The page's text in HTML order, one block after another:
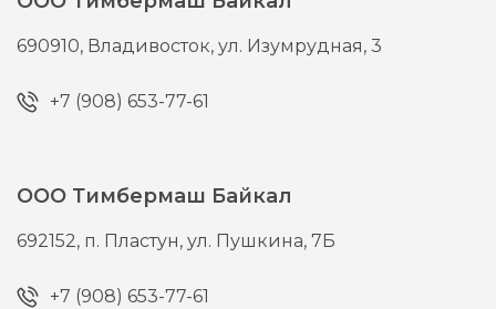
690910, Владивосток,ул. Изумрудная, 3
+7 (908) 653-77-61
ООО Тимбермаш Байкал
692152, п. Пластун,ул. Пушкина, 7Б
+7 (908) 653-77-61